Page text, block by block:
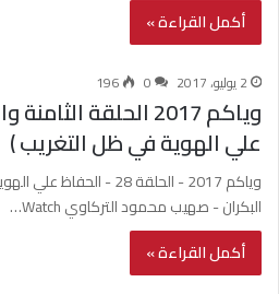
أكمل القراءة »
2 يوليو، 2017 0
196
وياكم 2017 الحلقة
علي الهوية في ظل التغريب )
وياكم 2017 - الحلقة 28
البكران - صهيب محمود التركاوي Watch…
أكمل القراءة »